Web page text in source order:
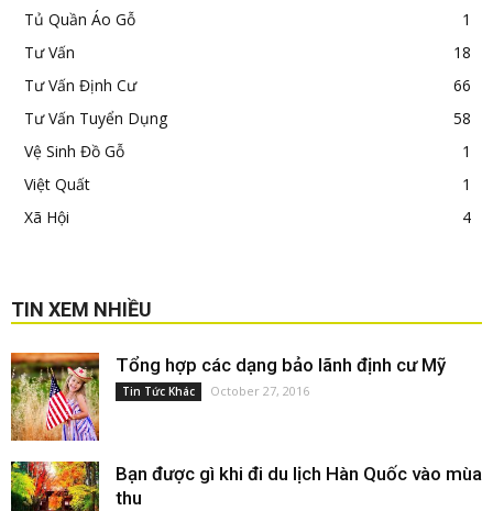
Tủ Quần Áo Gỗ
1
Tư Vấn
18
Tư Vấn Định Cư
66
Tư Vấn Tuyển Dụng
58
Vệ Sinh Đồ Gỗ
1
Việt Quất
1
Xã Hội
4
TIN XEM NHIỀU
Tổng hợp các dạng bảo lãnh định cư Mỹ
Tin Tức Khác October 27, 2016
Bạn được gì khi đi du lịch Hàn Quốc vào mùa
thu